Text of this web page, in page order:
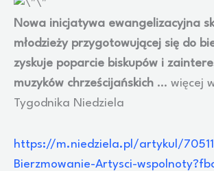
Nowa inicjatywa ewangelizacyjna
młodzieży przygotowującej się do
zyskuje poparcie biskupów i
muzyków chrześcijańskich … więcej
Tygodnika Niedziela
https://m.niedziela.pl/artykul/
Bierzmowanie-Artysci-